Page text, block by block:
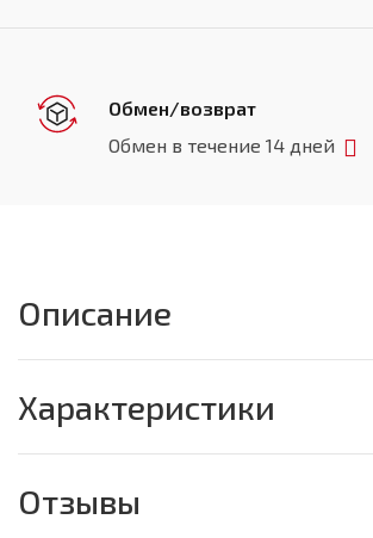
Обмен/возврат
Обмен в течение 14 дней
Описание
Характеристики
Отзывы